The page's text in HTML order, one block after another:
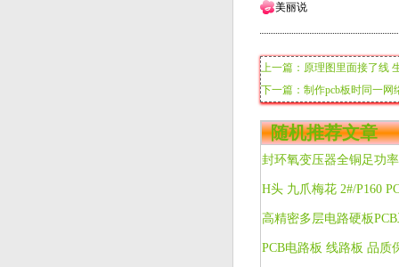
美丽说
上一篇：原理图里面接了线
下一篇：制作pcb板时同一
随机推荐文章